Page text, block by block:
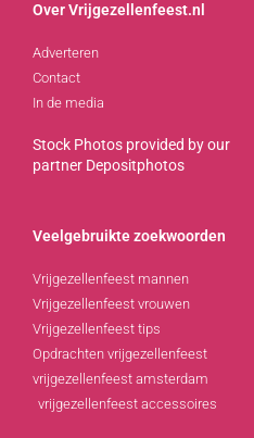
Over Vrijgezellenfeest.nl
Adverteren
Contact
In de media
Stock Photos provided by our
partner Depositphotos
Veelgebruikte zoekwoorden
Vrijgezellenfeest mannen
Vrijgezellenfeest vrouwen
Vrijgezellenfeest tips
Opdrachten vrijgezellenfeest
vrijgezellenfeest amsterdam
vrijgezellenfeest accessoires